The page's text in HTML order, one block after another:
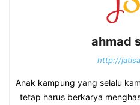
ahmad
http://
Anak kampung yang selalu
tetap harus berkarya